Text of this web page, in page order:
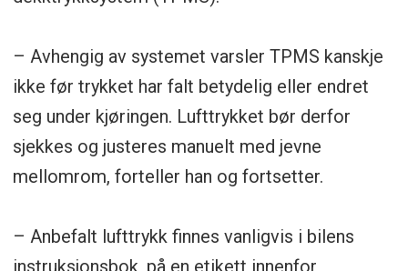
– Avhengig av systemet varsler TPMS kanskje
ikke før trykket har falt betydelig eller endret
seg under kjøringen. Lufttrykket bør derfor
sjekkes og justeres manuelt med jevne
mellomrom, forteller han og fortsetter.
– Anbefalt lufttrykk finnes vanligvis i bilens
instruksjonsbok, på en etikett innenfor